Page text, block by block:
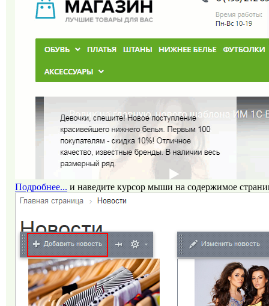
Подробнее... и наведите курсор мыши на содержимое